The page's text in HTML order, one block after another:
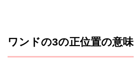
ワンドの3の正位置の意味